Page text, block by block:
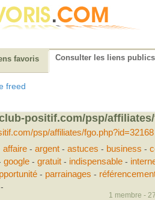
favoris Consulter les liens publics
freed
positif.com/psp/
psp/affiliates/fgo.php?id=32168
affaire- argent- astuces - business -
google- gratuit- indispensable-
- parrainages -
1 membre -